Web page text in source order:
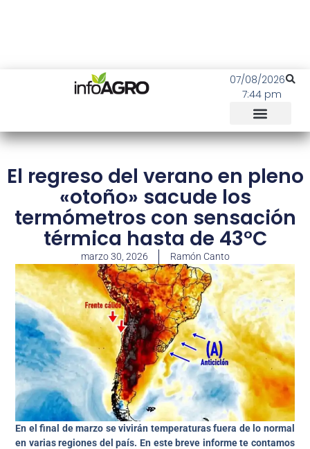
07/08/2026
7:44 pm
El regreso del verano en pleno
«otoño» sacude los
termómetros con sensación
térmica hasta de 43°C
marzo 30, 2026 Ramón Canto
En el final de marzo se vivirán temperaturas fuera de lo normal
en varias regiones del país. En este breve informe te contamos